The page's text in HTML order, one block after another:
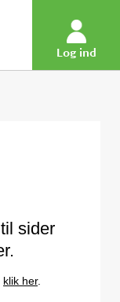
Log ind
sider
klik her.